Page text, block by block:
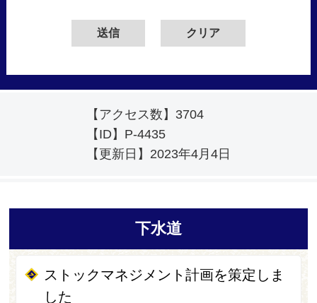
【アクセス数】 3704
【ID】 P-4435
【更新日】 2023年4月4日
下水道
ストックマネジメント計画を策定しま
した